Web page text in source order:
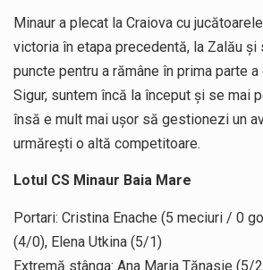
Minaur a plecat la Craiova cu
victoria în etapa precedentă, la Zalău
puncte pentru a rămâne în prima parte
Sigur, suntem încă la început și se mai
însă e mult mai ușor să gestionezi un
urmărești o altă competitoare.
Lotul CS Minaur Baia Mare
Portari: Cristina Enache (5 meciuri / 0
(4/0), Elena Utkina (5/1)
Extremă stânga: Ana Maria Tănasie (5/